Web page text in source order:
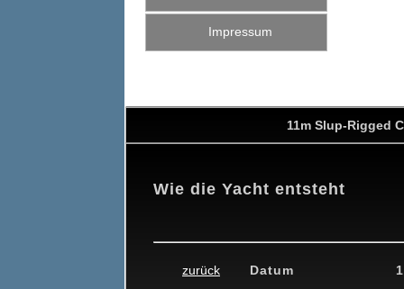
Impressum
11m Slup-Rigged
Wie die Yacht entsteht
zurück Datum